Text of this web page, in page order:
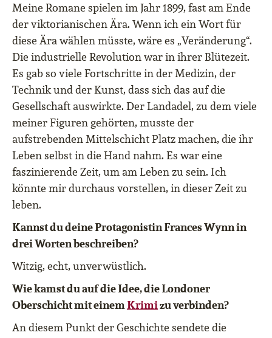
Meine Romane spielen im Jahr 1899, fast am Ende
der viktorianischen Ära. Wenn ich ein Wort für
diese Ära wählen müsste, wäre es „Veränderung“.
Die industrielle Revolution war in ihrer Blütezeit.
Es gab so viele Fortschritte in der Medizin, der
Technik und der Kunst, dass sich das auf die
Gesellschaft auswirkte. Der Landadel, zu dem viele
meiner Figuren gehörten, musste der
aufstrebenden Mittelschicht Platz machen, die ihr
Leben selbst in die Hand nahm. Es war eine
faszinierende Zeit, um am Leben zu sein. Ich
könnte mir durchaus vorstellen, in dieser Zeit zu
leben.
Kannst du deine Protagonistin Frances Wynn in
drei Worten beschreiben?
Witzig, echt, unverwüstlich.
Wie kamst du auf die Idee, die Londoner
Oberschicht mit einemKrimizu verbinden?
An diesem Punkt der Geschichte sendete die